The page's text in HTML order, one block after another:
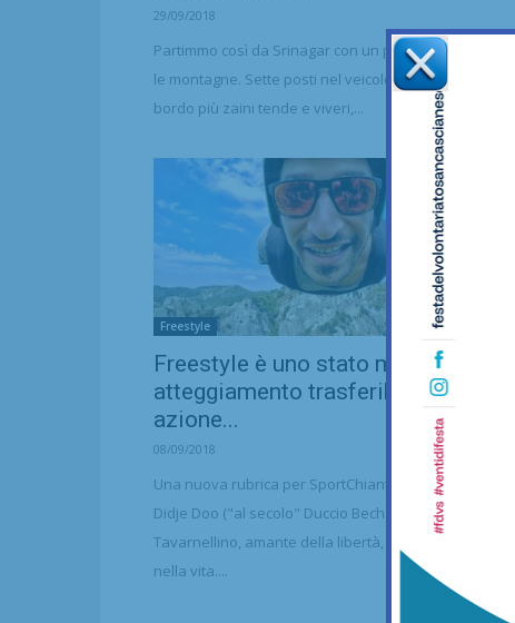
29/09/2018
Partimmo così da Srinagar con un piccolo van verso
le montagne. Sette posti nel veicolo, otto persone a
bordo più zaini tende e viveri,...
Freestyle
Freestyle è uno stato mentale, un
atteggiamento trasferibile in ogni
azione...
08/09/2018
Una nuova rubrica per SportChianti: a scriverla sarà
Didje Doo ("al secolo" Duccio Becheroni).
Tavarnellino, amante della libertà, sia nello sport che
nella vita....